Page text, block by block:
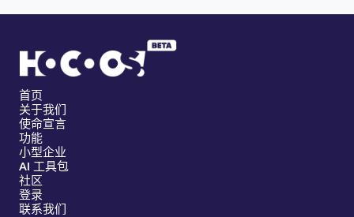
首页
关于我们
使命宣言
功能
小型企业
AI 工具包
社区
登录
联系我们